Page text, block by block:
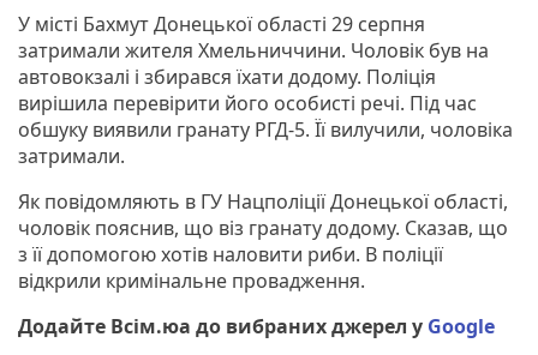
У місті Бахмут Донецької області 29 серпня
затримали жителя Хмельниччини. Чоловік був на
автовокзалі і збирався їхати додому. Поліція
вирішила перевірити його особисті речі. Під час
обшуку виявили гранату РГД-5. Її вилучили, чоловіка
затримали.
Як повідомляють в ГУ Нацполіції Донецької області,
чоловік пояснив, що віз гранату додому. Сказав, що
з її допомогою хотів наловити риби. В поліції
відкрили кримінальне провадження.
Додайте Всім.юа до вибраних джерел у Google